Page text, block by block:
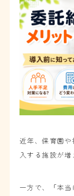
近年、保育園
入する施設が増
一方で、「本